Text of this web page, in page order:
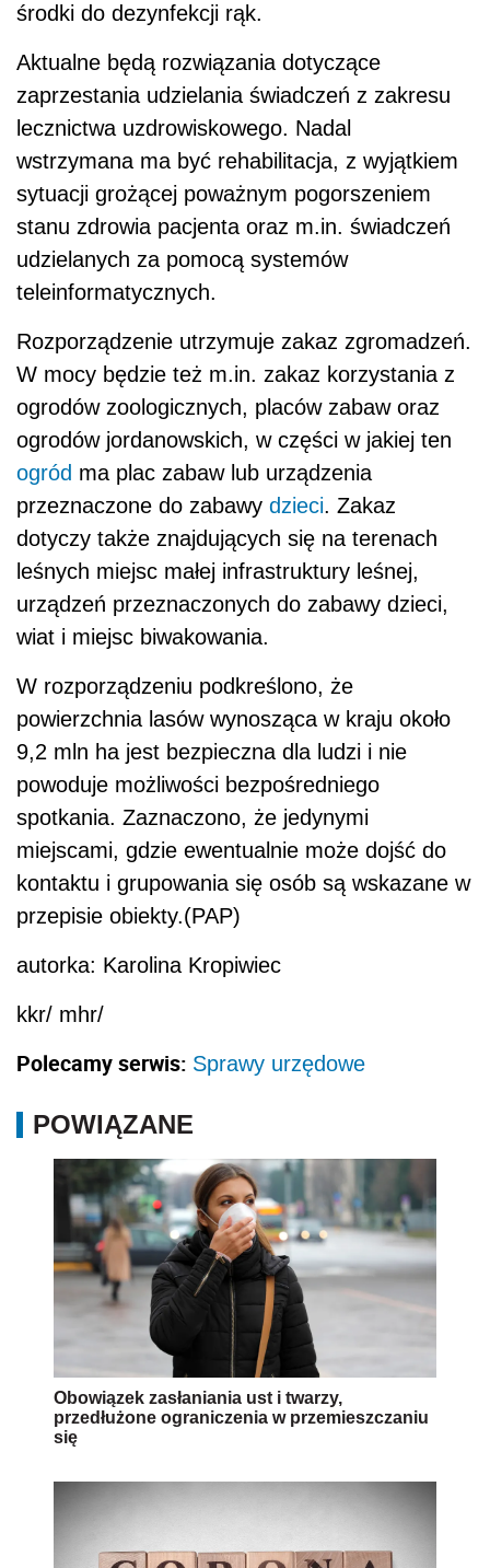
środki do dezynfekcji rąk.
Aktualne będą rozwiązania dotyczące
zaprzestania udzielania świadczeń z zakresu
lecznictwa uzdrowiskowego. Nadal
wstrzymana ma być rehabilitacja, z wyjątkiem
sytuacji grożącej poważnym pogorszeniem
stanu zdrowia pacjenta oraz m.in. świadczeń
udzielanych za pomocą systemów
teleinformatycznych.
Rozporządzenie utrzymuje zakaz zgromadzeń.
W mocy będzie też m.in. zakaz korzystania z
ogrodów zoologicznych, placów zabaw oraz
ogrodów jordanowskich, w części w jakiej ten
ogród ma plac zabaw lub urządzenia
przeznaczone do zabawy dzieci. Zakaz
dotyczy także znajdujących się na terenach
leśnych miejsc małej infrastruktury leśnej,
urządzeń przeznaczonych do zabawy dzieci,
wiat i miejsc biwakowania.
W rozporządzeniu podkreślono, że
powierzchnia lasów wynosząca w kraju około
9,2 mln ha jest bezpieczna dla ludzi i nie
powoduje możliwości bezpośredniego
spotkania. Zaznaczono, że jedynymi
miejscami, gdzie ewentualnie może dojść do
kontaktu i grupowania się osób są wskazane w
przepisie obiekty.(PAP)
autorka: Karolina Kropiwiec
kkr/ mhr/
Polecamy serwis: Sprawy urzędowe
POWIĄZANE
Obowiązek zasłaniania ust i twarzy,
przedłużone ograniczenia w przemieszczaniu
się